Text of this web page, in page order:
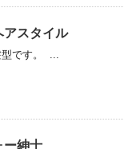
アスタイル
型です。 ...
ー紳士